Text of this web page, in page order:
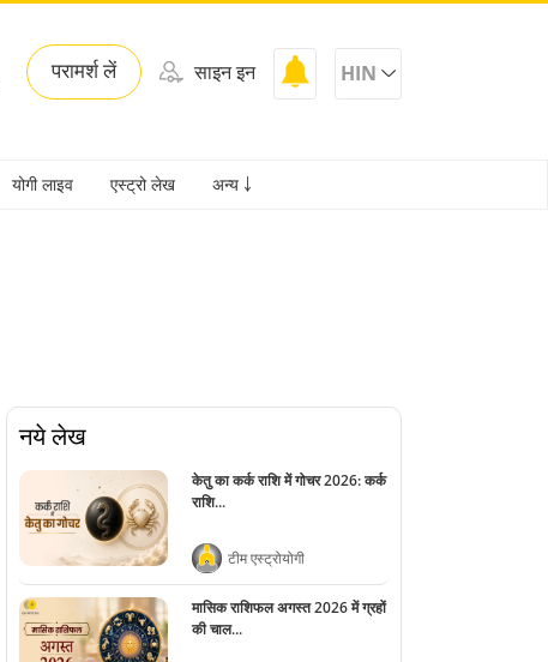
परामर्श लें साइन इन HIN
योगी लाइव एस्ट्रो लेख अन्य ￬
नये लेख
केतु का कर्क राशि में गोचर 2026: कर्क
राशि...
टीम एस्ट्रोयोगी
मासिक राशिफल अगस्त 2026 में ग्रहों
की चाल...